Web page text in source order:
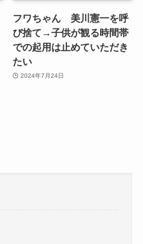
フワちゃん 美川憲一を呼
び捨て→子供が観る時間帯
での起用は止めていただき
たい
2024年7月24日